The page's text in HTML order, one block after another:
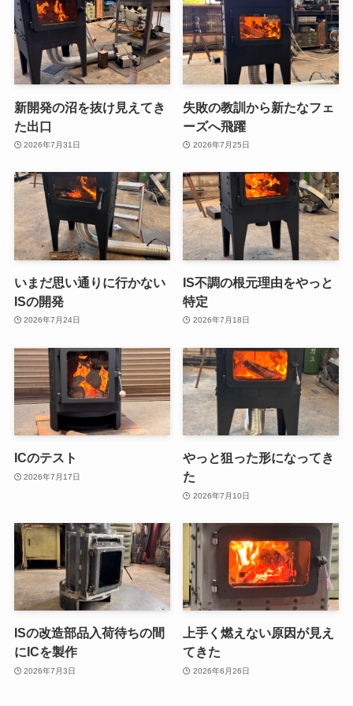
新開発の沼を抜け見えてき
た出口
2026年7月31日
失敗の教訓から新たなフェ
ーズへ飛躍
2026年7月25日
いまだ思い通りに行かない
ISの開発
2026年7月24日
IS不調の根元理由をやっと
特定
2026年7月18日
ICのテスト
2026年7月17日
やっと狙った形になってき
た
2026年7月10日
ISの改造部品入荷待ちの間
にICを製作
2026年7月3日
上手く燃えない原因が見え
てきた
2026年6月26日